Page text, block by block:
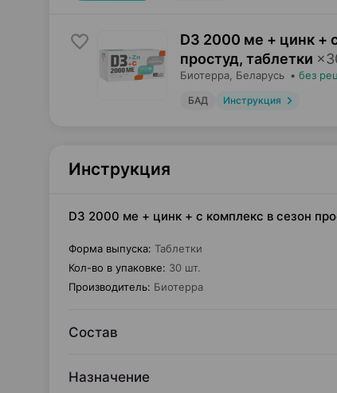
D3 2000 ме + цинк +
простуд, таблетки ×
Биотерра , Беларусь • без
БАД Инструкция
Инструкция
D3 2000 ме + цинк + с комплекс в сезон
Форма выпуска: Таблетки
Кол-во в упаковке: 30 шт.
Производитель: Биотерра
Состав
Назначение